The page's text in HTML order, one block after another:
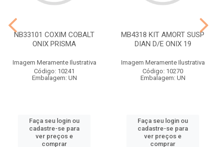
NB33101 COXIM COBALT
ONIX PRISMA
Imagem Meramente Ilustrativa
Código: 10241
Embalagem: UN
Faça seu login ou
cadastre-se para
ver preços e
comprar
MB4318 KIT AMORT SUSP
DIAN D/E ONIX 19
Imagem Meramente Ilustrativa
Código: 10270
Embalagem: UN
Faça seu login ou
cadastre-se para
ver preços e
comprar